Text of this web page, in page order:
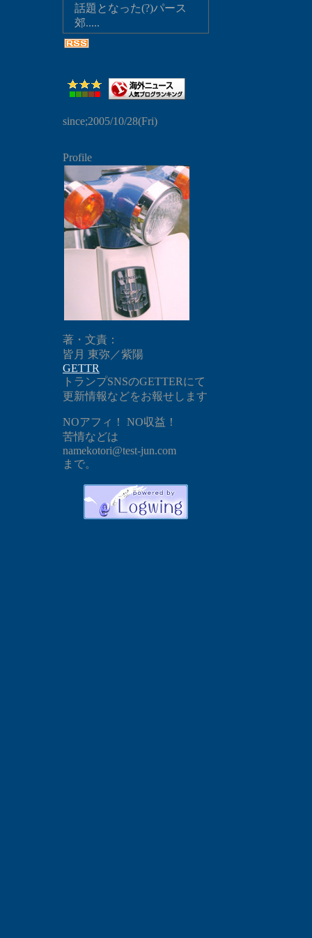
話題となった(?)パース
郊.....
since;2005/10/28(Fri)
Profile
著・文責：
皆月 東弥／紫陽
GETTR
トランプSNSのGETTERにて
更新情報などをお報せします
NOアフィ！ NO収益！
苦情などは
namekotori@test-jun.com
まで。